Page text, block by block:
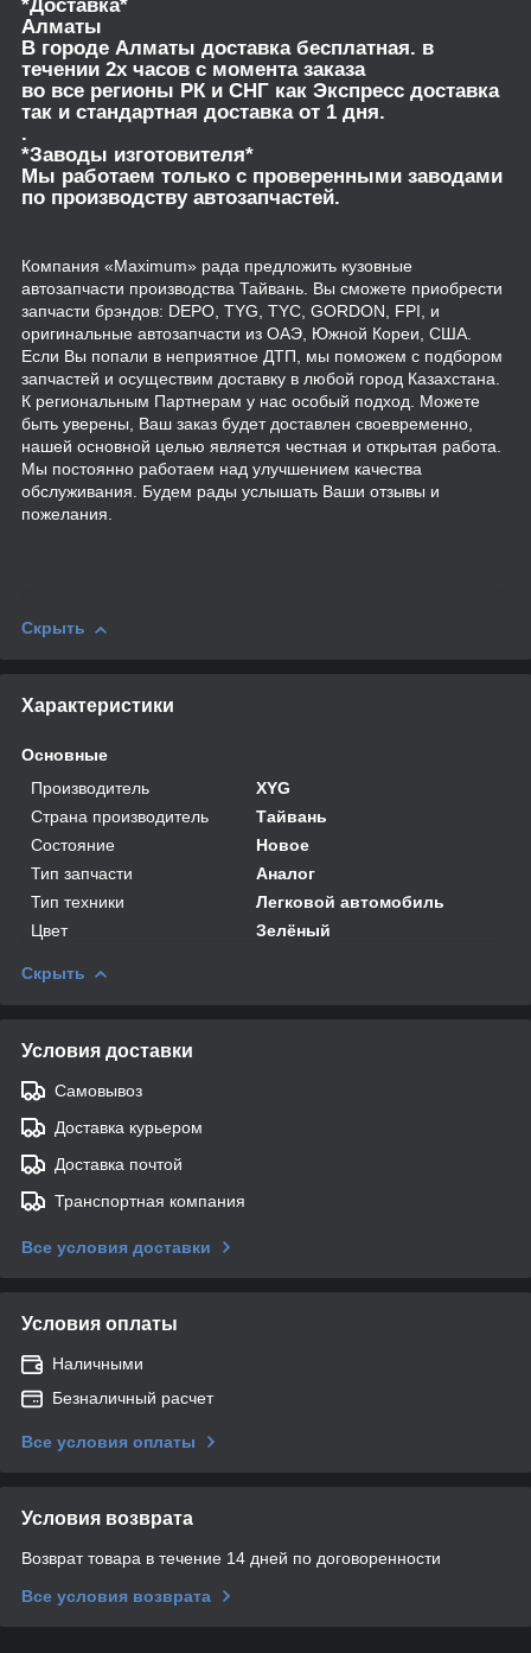
*Доставка*
Алматы
В городе Алматы доставка бесплатная. в
течении 2х часов с момента заказа
во все регионы РК и СНГ как Экспресс доставка
так и стандартная доставка от 1 дня.
.
*Заводы изготовителя*
Мы работаем только с проверенными заводами
по производству автозапчастей.
Компания «Maximum» рада предложить кузовные
автозапчасти производства Тайвань. Вы сможете приобрести
запчасти брэндов: DEPO, TYG, TYC, GORDON, FPI, и
оригинальные автозапчасти из ОАЭ, Южной Кореи, США.
Если Вы попали в неприятное ДТП, мы поможем с подбором
запчастей и осуществим доставку в любой город Казахстана.
К региональным Партнерам у нас особый подход. Можете
быть уверены, Ваш заказ будет доставлен своевременно,
нашей основной целью является честная и открытая работа.
Мы постоянно работаем над улучшением качества
обслуживания. Будем рады услышать Ваши отзывы и
пожелания.
Скрыть
Характеристики
Основные
Производитель
XYG
Страна производитель
Тайвань
Состояние
Новое
Тип запчасти
Аналог
Тип техники
Легковой автомобиль
Цвет
Зелёный
Скрыть
Условия доставки
Самовывоз
Доставка курьером
Доставка почтой
Транспортная компания
Все условия доставки
Условия оплаты
Наличными
Безналичный расчет
Все условия оплаты
Условия возврата
Возврат товара в течение 14 дней по договоренности
Все условия возврата